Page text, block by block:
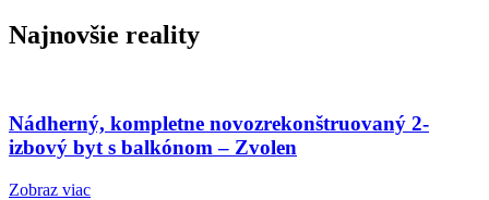
Najnovšie reality
Nádherný, kompletne novozrekonštruovaný 2-
izbový byt s balkónom – Zvolen
Zobraz viac